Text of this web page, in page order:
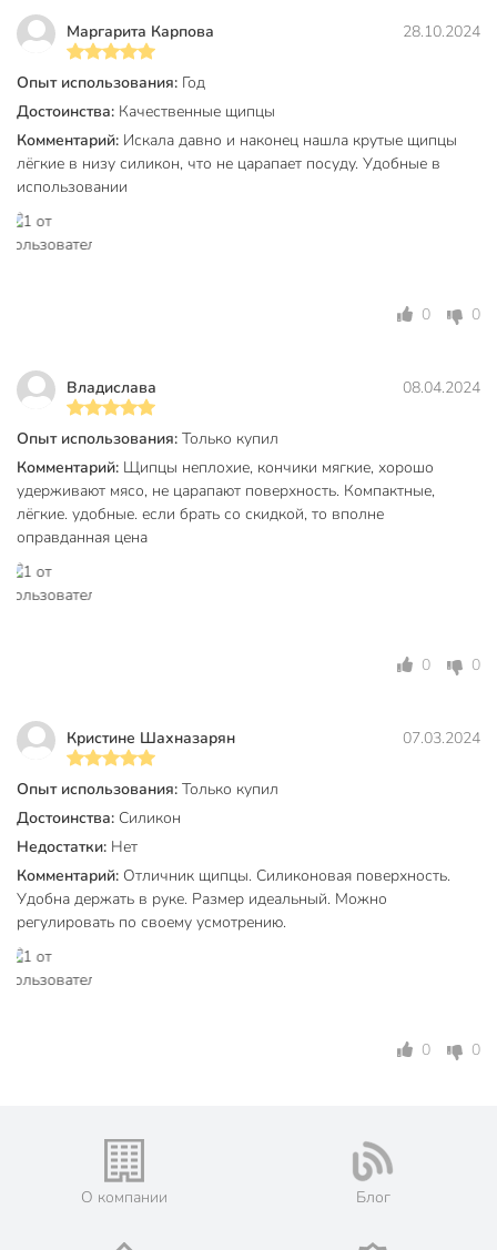
предотвращают ожоги и делают процесс приготовления
более безопасным и удобным. Силиконовые накладки
предотвращают скольжение продуктов и защищают
поверхность от царапин и повреждений. Специальный
на кухне.
Техническая информация
Можно мыть в посудомоечной
машине
посудомоечной
Материал
силикон
На подставке
без подставки
Тип
универсальный
Особенности
подходит для
Материал рукоятки
Артикул производителя
Модель
Fusion
Маргарита Карпова 28.10.2024
Опыт использования: Год
Достоинства: Качественные щипцы
Комментарий: Искала давно и наконец нашла крутые щипцы
лёгкие в низу силикон, что не царапает посуду. Удобные в
использовании
0 0
Владислава 08.04.2024
Опыт использования: Только купил
Комментарий: Щипцы неплохие, кончики мягкие, хорошо
удерживают мясо, не царапают поверхность. Компактные,
лёгкие. удобные. если брать со скидкой, то вполне
оправданная цена
0 0
Кристине Шахназарян 07.03.2024
Опыт использования: Только купил
Достоинства: Силикон
Недостатки: Нет
Комментарий: Отличник щипцы. Силиконовая поверхность.
Удобна держать в руке. Размер идеальный. Можно
регулировать по своему усмотрению.
0 0
О компании Блог